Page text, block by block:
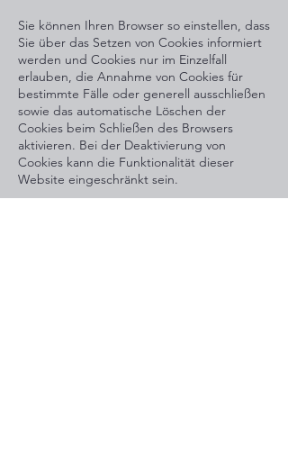
Sie können Ihren Browser so einstellen, dass
Sie über das Setzen von Cookies informiert
werden und Cookies nur im Einzelfall
erlauben, die Annahme von Cookies für
bestimmte Fälle oder generell ausschließen
sowie das automatische Löschen der
Cookies beim Schließen des Browsers
aktivieren. Bei der Deaktivierung von
Cookies kann die Funktionalität dieser
Website eingeschränkt sein.